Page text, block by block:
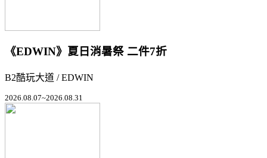
《EDWIN》夏日消暑祭 二件7折
B2酷玩大道 / EDWIN
2026.08.07~2026.08.31